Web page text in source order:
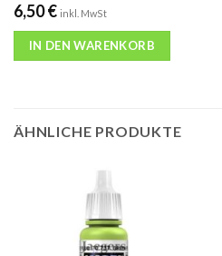
6,50€ inkl. MwSt
IN DEN WARENKORB
ÄHNLICHE PRODUKTE